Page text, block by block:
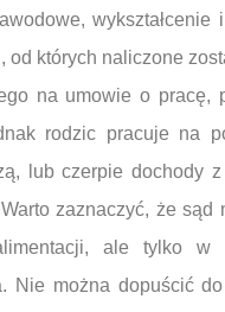
od których naliczone
na umowie o
rodzic pracuje na
lub czerpie dochody
zaznaczyć, że
ale tylko
Nie można dopuścić